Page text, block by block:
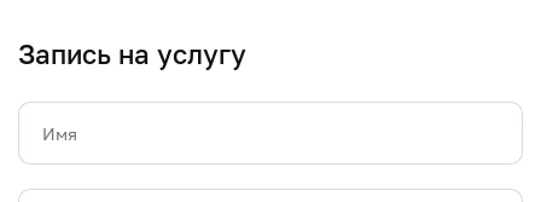
Запись на услугу
Имя